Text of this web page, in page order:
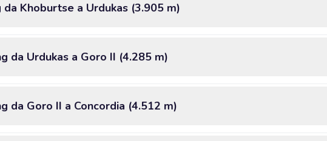
Khoburtse a Urdukas (3.905 m)
da Urdukas a Goro II (4.285 m)
da Goro II a Concordia (4.512 m)